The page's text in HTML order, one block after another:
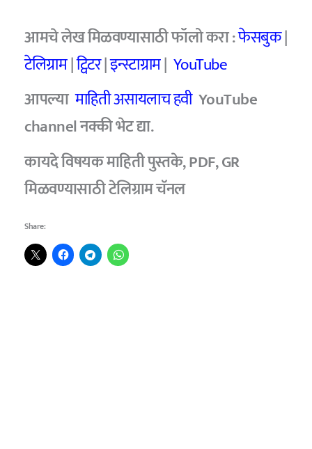
आमचेलेख मिळवण्यासाठी फॉलो करा :फेसबुक|
टेलिग्राम|ट्विटर|इन्स्टाग्राम| YouTube
आपल्या माहिती असायलाच हवी YouTube
channelनक्की भेट द्या.
कायदे विषयक माहिती पुस्तके, PDF, GR
मिळवण्यासाठी टेलिग्राम चॅनल
Share: